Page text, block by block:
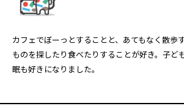
カフェでぼーっとすることと、あてもなく散歩
ものを探したり食べたりすることが好き。子ど
眠も好きになりました。